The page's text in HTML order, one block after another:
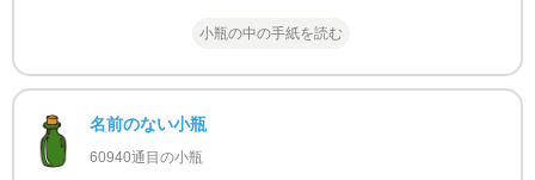
小瓶の中の手紙を読む
名前のない小瓶
60940通目の小瓶